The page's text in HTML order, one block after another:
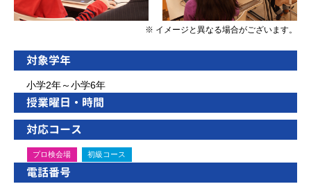
※ イメージと異なる場合がございます。
対象学年
小学2年～小学6年
授業曜日・時間
対応コース
プロ検会場 初級コース
電話番号